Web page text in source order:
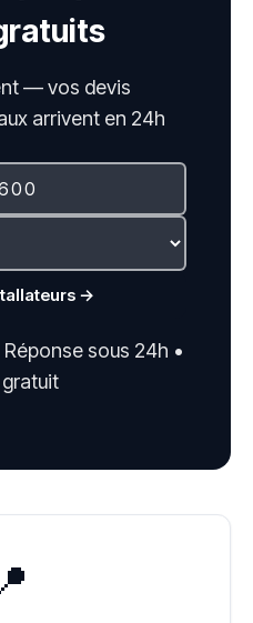
— vos devis
arrivent en 24h
→
sous 24h •
gratuit